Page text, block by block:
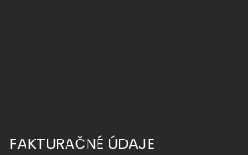
FAKTURAČNÉ ÚDAJE